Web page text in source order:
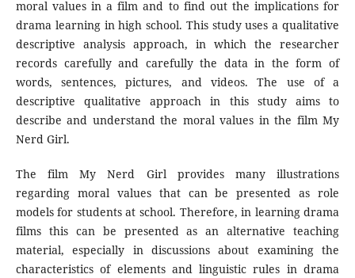
moral values ​​in a film and to find out the implications for
drama learning in high school. This study uses a qualitative
descriptive analysis approach, in which the researcher
records carefully and carefully the data in the form of
words, sentences, pictures, and videos. The use of a
descriptive qualitative approach in this study aims to
describe and understand the moral values ​​in the film My
Nerd Girl.
The film My Nerd Girl provides many illustrations
regarding moral values ​​that can be presented as role
models for students at school. Therefore, in learning drama
films this can be presented as an alternative teaching
material, especially in discussions about examining the
characteristics of elements and linguistic rules in drama